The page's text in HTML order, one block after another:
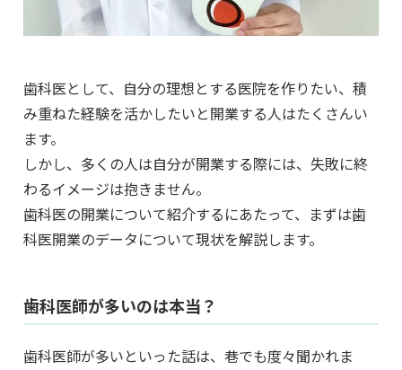
歯科医として、自分の理想とする医院を作りたい、積
み重ねた経験を活かしたいと開業する人はたくさんい
ます。
しかし、多くの人は自分が開業する際には、失敗に終
わるイメージは抱きません。
歯科医の開業について紹介するにあたって、まずは歯
科医開業のデータについて現状を解説します。
歯科医師が多いのは本当？
歯科医師が多いといった話は、巷でも度々聞かれま